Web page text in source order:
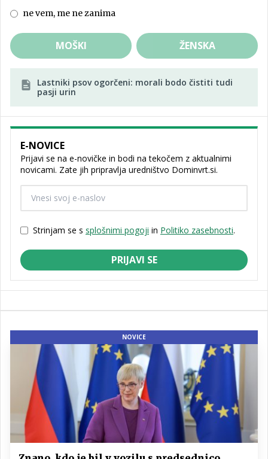
ne vem, me ne zanima
MOŠKI ŽENSKA
Lastniki psov ogorčeni: morali bodo čistiti tudi
pasji urin
E-NOVICE
Prijavi se na e-novičke in bodi na tekočem z aktualnimi
novicami. Zate jih pripravlja uredništvo Dominvrt.si.
Strinjam se s splošnimi pogoji in Politiko zasebnosti.
PRIJAVI SE
NOVICE